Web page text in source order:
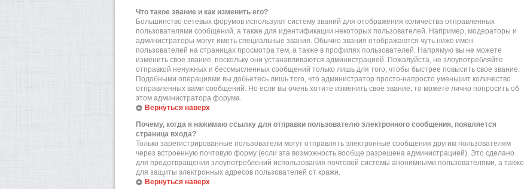
Что такое звание и как изменить его?
Большинство сетевых форумов используют систему званий для отображения количества отправленных
пользователями сообщений, а также для идентификации некоторых пользователей. Например, модераторы и
администраторы могут иметь специальные звания. Обычно звания отображаются чуть ниже имен
пользователей на страницах просмотра тем, а также в профилях пользователей. Напрямую вы не можете
изменить свое звание, поскольку они устанавливаются администрацией. Пожалуйста, не злоупотребляйте
отправкой ненужных и бессмысленных сообщений только лишь для того, чтобы быстрее повысить свое звание.
Подобными операциями вы добьетесь лишь того, что администратор просто-напросто уменьшит количество
отправленных вами сообщений. Но если вы очень хотите изменить свое звание, то можете лично попросить об
этом администратора форума.
Вернуться наверх
Почему, когда я нажимаю ссылку для отправки пользователю электронного сообщения, появляется
страница входа?
Только зарегистрированные пользователи могут отправлять электронные сообщения другим пользователям
через встроенную почтовую форму (если эта возможность вообще разрешена администрацией). Это сделано
для предотвращения злоупотреблений использования почтовой системы анонимными пользователями, а также
для защиты электронных адресов пользователей от кражи.
Вернуться наверх